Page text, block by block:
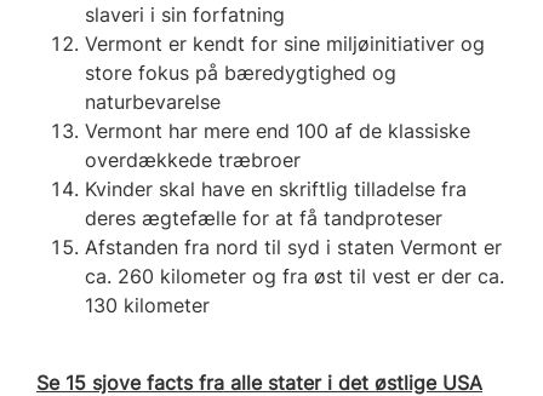
slaveri i sin forfatning
Vermont er kendt for sine miljøinitiativer og
store fokus på bæredygtighed og
naturbevarelse
Vermont har mere end 100 af de klassiske
overdækkede træbroer
Kvinder skal have en skriftlig tilladelse fra
deres ægtefælle for at få tandproteser
Afstanden fra nord til syd i staten Vermont er
ca. 260 kilometer og fra øst til vest er der ca.
130 kilometer
Se 15 sjove facts fra alle stater i det østlige USA